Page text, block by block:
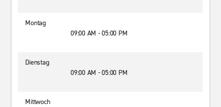
Montag
09:00 AM - 05:00 PM
Dienstag
09:00 AM - 05:00 PM
Mittwoch